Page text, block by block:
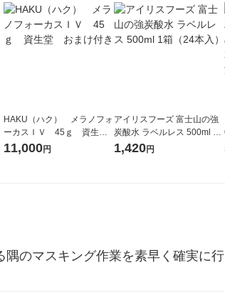
HAKU（ハク） メラノフォ
ーカスＩＶ 45ｇ 資生
堂 おまけ付き
11,000円
アイリスフーズ 富士山の強
炭酸水 ラベルレス 500ml 1
箱（24本入）
1,420円
隅のマスキング作業を素早く確実に行